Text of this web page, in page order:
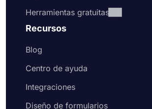
Herramientas gratuitas
Recursos
Blog
Centro de ayuda
Integraciones
Diseño de formularios